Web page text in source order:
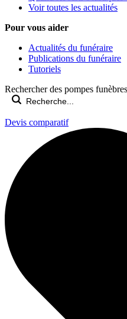
Voir toutes les actualités
Pour vous aider
Actualités du funéraire
Publications du funéraire
Tutoriels
Rechercher des pompes
Devis comparatif